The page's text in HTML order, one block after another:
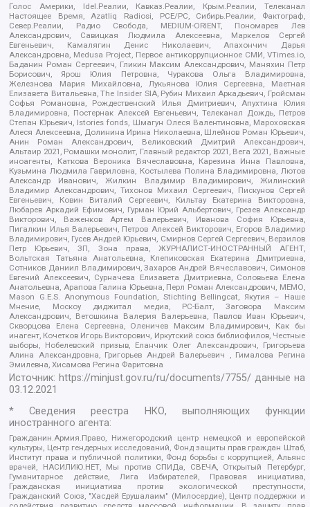
Голос Америки, Idel.Реалии, Кавказ.Реалии, Крым.Реалии, Телеканал
Настоящее Время, Azatliq Radiosi, PCE/PC, Сибирь.Реалии, Фактограф,
Север.Реалии, Радио Свобода, MEDIUM-ORIENT, Пономарев Лев
Александрович, Савицкая Людмила Алексеевна, Маркелов Сергей
Евгеньевич, Камалягин Денис Николаевич, Апахончич Дарья
Александровна, Medusa Project, Первое антикоррупционное СМИ, VTimes.io,
Баданин Роман Сергеевич, Гликин Максим Александрович, Маняхин Петр
Борисович, Ярош Юлия Петровна, Чуракова Ольга Владимировна,
Железнова Мария Михайловна, Лукьянова Юлия Сергеевна, Маетная
Елизавета Витальевна, The Insider SIA, Рубин Михаил Аркадьевич, Гройсман
Софья Романовна, Рождественский Илья Дмитриевич, Апухтина Юлия
Владимировна, Постернак Алексей Евгеньевич, Телеканал Дождь, Петров
Степан Юрьевич, Istories fonds, Шмагун Олеся Валентиновна, Мароховская
Алеся Алексеевна, Долинина Ирина Николаевна, Шлейнов Роман Юрьевич,
Анин Роман Александрович, Великовский Дмитрий Александрович,
Альтаир 2021, Ромашки монолит, Главный редактор 2021, Вега 2021, Важные
иноагенты, Каткова Вероника Вячеславовна, Карезина Инна Павловна,
Кузьмина Людмила Гавриловна, Костылева Полина Владимировна, Лютов
Александр Иванович, Жилкин Владимир Владимирович, Жилинский
Владимир Александрович, Тихонов Михаил Сергеевич, Пискунов Сергей
Евгеньевич, Ковин Виталий Сергеевич, Кильтау Екатерина Викторовна,
Любарев Аркадий Ефимович, Гурман Юрий Альбертович, Грезев Александр
Викторович, Важенков Артем Валерьевич, Иванова София Юрьевна,
Пигалкин Илья Валерьевич, Петров Алексей Викторович, Егоров Владимир
Владимирович, Гусев Андрей Юрьевич, Смирнов Сергей Сергеевич, Верзилов
Петр Юрьевич, ЗП, Зона права, ЖУРНАЛИСТ-ИНОСТРАННЫЙ АГЕНТ,
Вольтская Татьяна Анатольевна, Клепиковская Екатерина Дмитриевна,
Сотников Даниил Владимирович, Захаров Андрей Вячеславович, Симонов
Евгений Алексеевич, Сурначева Елизавета Дмитриевна, Соловьева Елена
Анатольевна, Арапова Галина Юрьевна, Перл Роман Александрович, МЕМО,
Mason G.E.S. Anonymous Foundation, Stichting Bellingcat, Якутия – Наше
Мнение, Москоу диджитал медиа, РС-Балт, Заговора Максим
Александрович, Ветошкина Валерия Валерьевна, Павлов Иван Юрьевич,
Скворцова Елена Сергеевна, Оленичев Максим Владимирович, Как бы
инагент, Кочетков Игорь Викторович, Иркутский союз библиофилов, Честные
выборы, Нобелевский призыв, Еланчик Олег Александрович, Григорьева
Алина Александровна, Григорьев Андрей Валерьевич , Гималова Регина
Эмилевна, Хисамова Регина Фаритовна
Источник: https://minjust.gov.ru/ru/documents/7755/ данные на
03.12.2021
* Сведения реестра НКО, выполняющих функции
иностранного агента:
Гражданин.Армия.Право, Нижегородский центр немецкой и европейской
культуры, Центр гендерных исследований, Фонд защиты прав граждан Штаб,
Институт права и публичной политики, Фонд борьбы с коррупцией, Альянс
врачей, НАСИЛИЮ.НЕТ, Мы против СПИДа, СВЕЧА, Открытый Петербург,
Гуманитарное действие, Лига Избирателей, Правовая инициатива,
Гражданская инициатива против экологической преступности,
Гражданский Союз, "Хасдей Ерушалаим" (Милосердие), Центр поддержки и